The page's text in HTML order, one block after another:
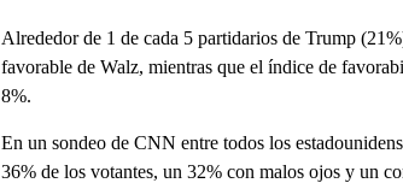
Alrededor de 1 de cada 5 partidarios de Trump
favorable de Walz, mientras que el índice de
8%.
En un sondeo de CNN entre todos los
36% de los votantes, un 32% con malos ojos y un